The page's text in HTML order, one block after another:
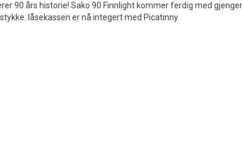
90 års historie! Sako 90 Finnlight kommer ferdig med
låsekassen er nå integert med Picatinny.